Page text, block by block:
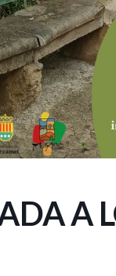
A